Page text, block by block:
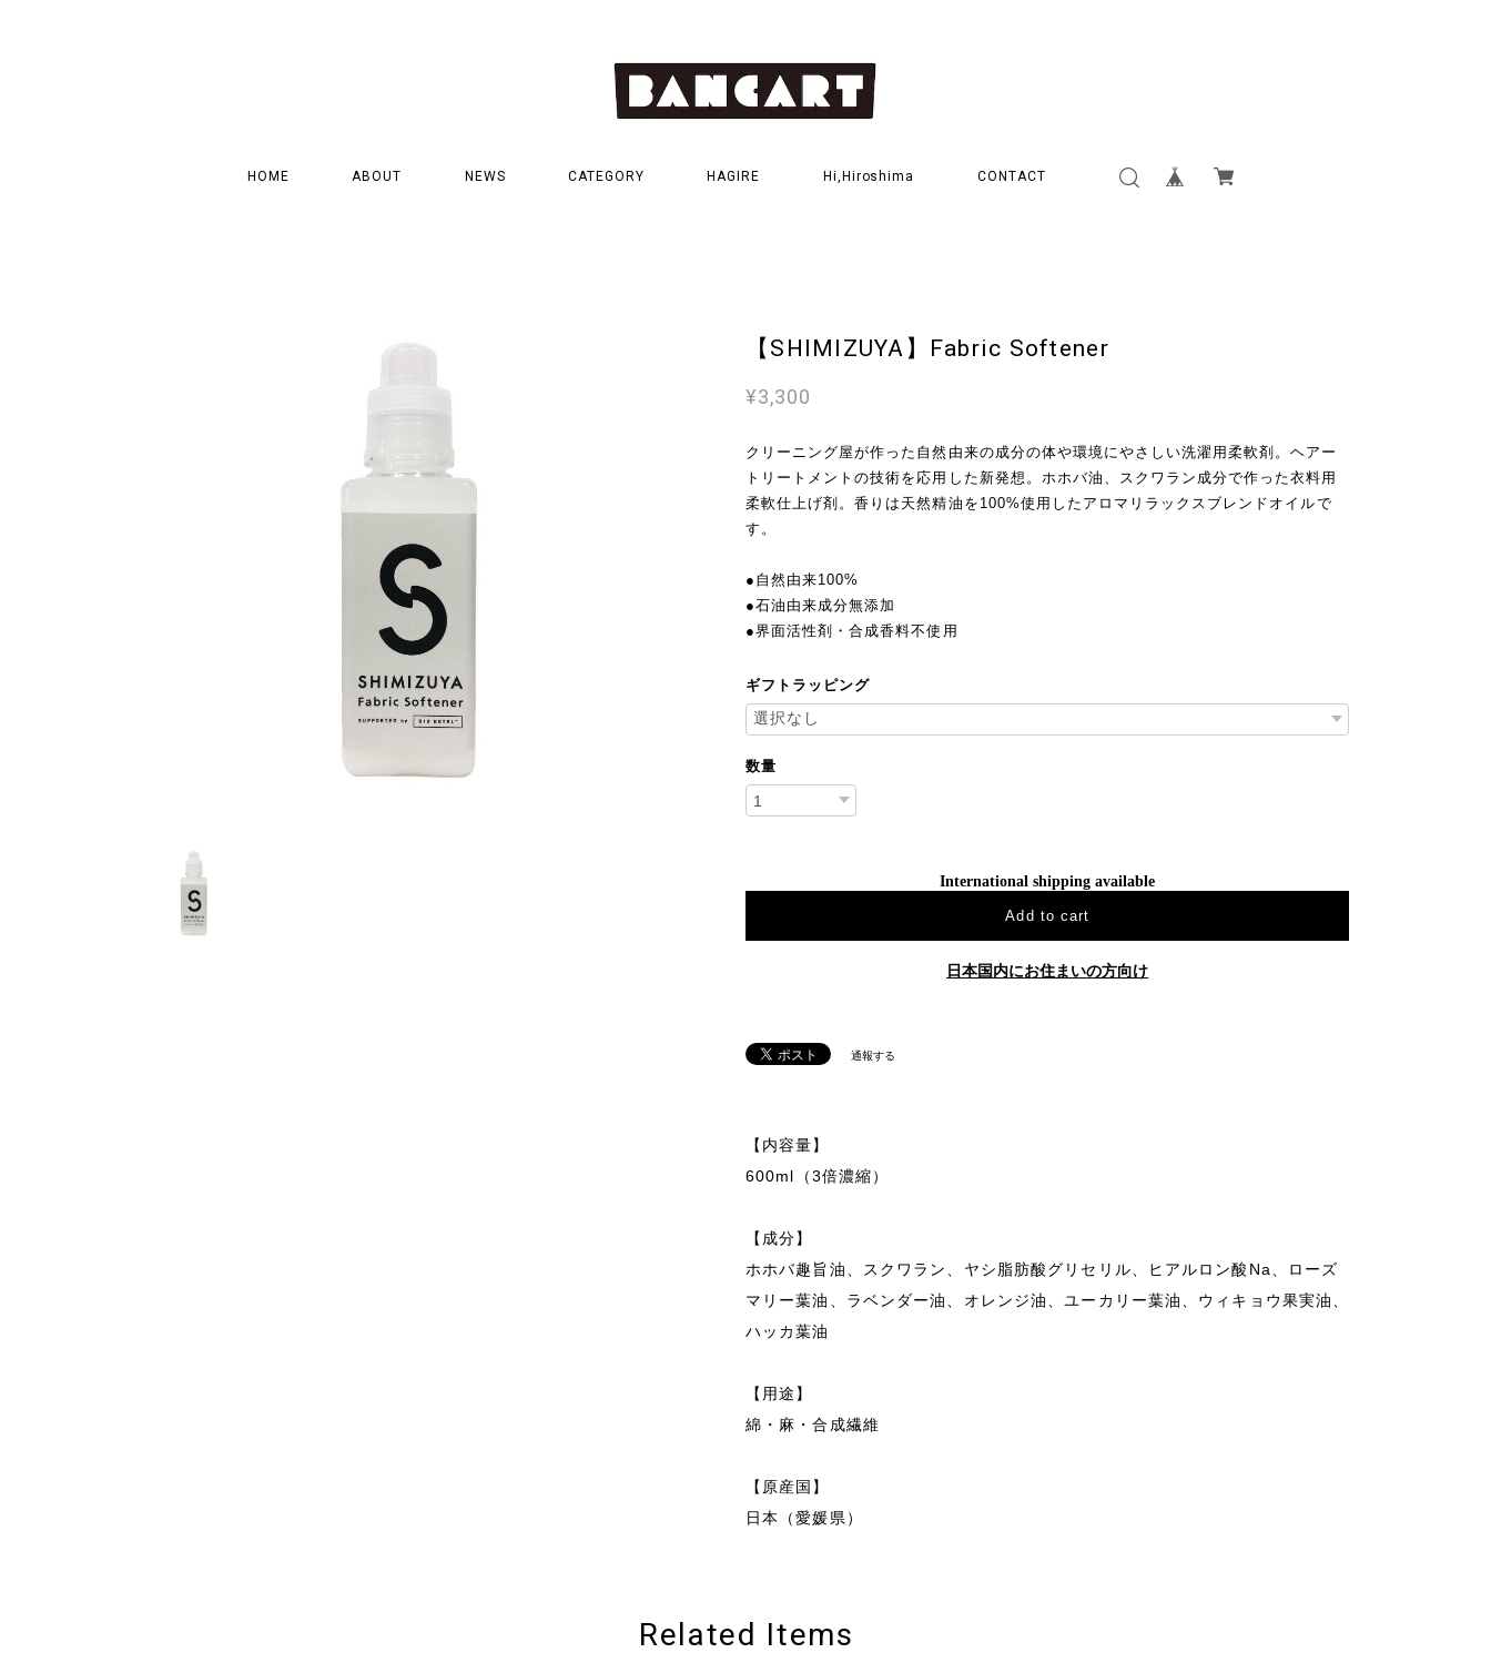
HOME ABOUT NEWS CATEGORY HAGIRE Hi,Hiroshima CONTACT
【SHIMIZUYA】Fabric Softener
¥3,300
クリーニング屋が作った自然由来の成分の体や環境にやさしい洗濯用柔軟剤。ヘアー
トリートメントの技術を応用した新発想。ホホバ油、スクワラン成分で作った衣料用
柔軟仕上げ剤。香りは天然精油を100%使用したアロマリラックスブレンドオイルで
す。
●自然由来100%
●石油由来成分無添加
●界面活性剤・合成香料不使用
ギフトラッピング
数量
International shipping available
Add to cart
日本国内にお住まいの方向け
通報する
【内容量】
600ml（3倍濃縮）
【成分】
ホホバ趣旨油、スクワラン、ヤシ脂肪酸グリセリル、ヒアルロン酸Na、ローズ
マリー葉油、ラベンダー油、オレンジ油、ユーカリー葉油、ウィキョウ果実油、
ハッカ葉油
【用途】
綿・麻・合成繊維
【原産国】
日本（愛媛県）
Related Items